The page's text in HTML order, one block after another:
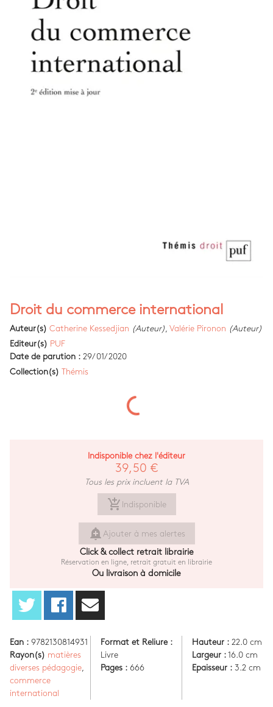
Droit du commerce international
Auteur(s) Catherine Kessedjian (Auteur) Valérie Pironon (Auteur)
Editeur(s) PUF
Date de parution : 29/01/2020
Collection(s) Thémis
Indisponible chez l'éditeur
39,50 €
Tous les prix incluent la TVA
add_shopping_cart Indisponible
add_alert Ajouter à mes alertes
Click & collect retrait librairie
Réservation en ligne, retrait gratuit en librairie
Ou livraison à domicile
Ean : 9782130814931
Rayon(s) matières
diverses pédagogie
commerce
international
Format et Reliure :
Livre
Pages : 666
Hauteur :22.0 cm
Largeur :16.0 cm
Epaisseur :3.2 cm